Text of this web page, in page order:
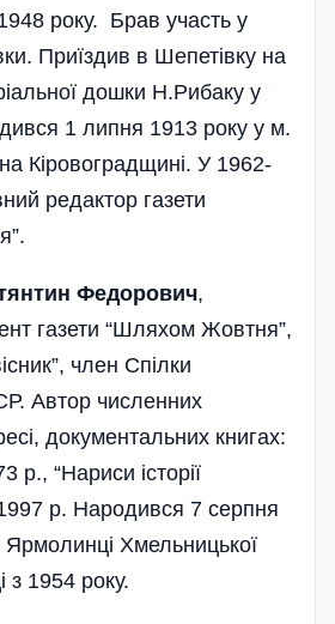
року. Брав участь у
Приїздив в Шепетівку на
дошки Н.Рибаку у
1 липня 1913 року у м.
Кіровоградщині. У 1962-
редактор газети
Федорович,
газети “Шляхом Жовтня”,
член Спілки
Автор численних
документальних книгах:
р., “Нариси історії
р. Народився 7 серпня
Ярмолинці Хмельницької
з 1954 року.